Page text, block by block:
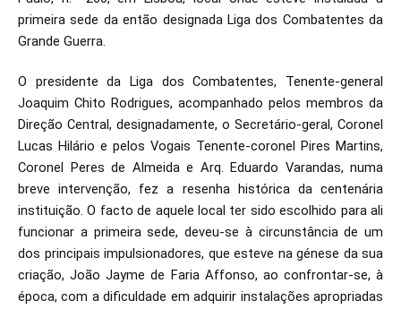
primeira sede da então designada Liga dos Combatentes da
Grande Guerra.
O presidente da Liga dos Combatentes, Tenente-general
Joaquim Chito Rodrigues, acompanhado pelos membros da
Direção Central, designadamente, o Secretário-geral, Coronel
Lucas Hilário e pelos Vogais Tenente-coronel Pires Martins,
Coronel Peres de Almeida e Arq. Eduardo Varandas, numa
breve intervenção, fez a resenha histórica da centenária
instituição. O facto de aquele local ter sido escolhido para ali
funcionar a primeira sede, deveu-se à circunstância de um
dos principais impulsionadores, que esteve na génese da sua
criação, João Jayme de Faria Affonso, ao confrontar-se, à
época, com a dificuldade em adquirir instalações apropriadas